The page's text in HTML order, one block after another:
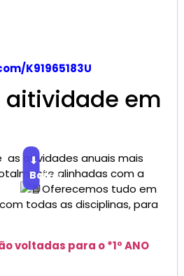
K91965183U
aitividade em
as atividades anuais mais
alinhadas com a
⬇
Baixar
Oferecemos tudo em
todas as disciplinas, para
voltadas para o *1º ANO